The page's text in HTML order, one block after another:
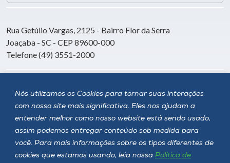
Nós utilizamos os Cookies para tornar suas interações
com nosso site mais significativa. Eles nos ajudam a
entender melhor como nosso website está sendo usado,
assim podemos entregar conteúdo sob medida para
você. Para mais informações sobre os tipos diferentes de
cookies que estamos usando, leia nossa Política de
Rua Getúlio Vargas, 2125 - Bairro Flor da Serra
Joaçaba - SC - CEP 89600-000
Telefone (49) 3551-2000
Siga a Unoesc